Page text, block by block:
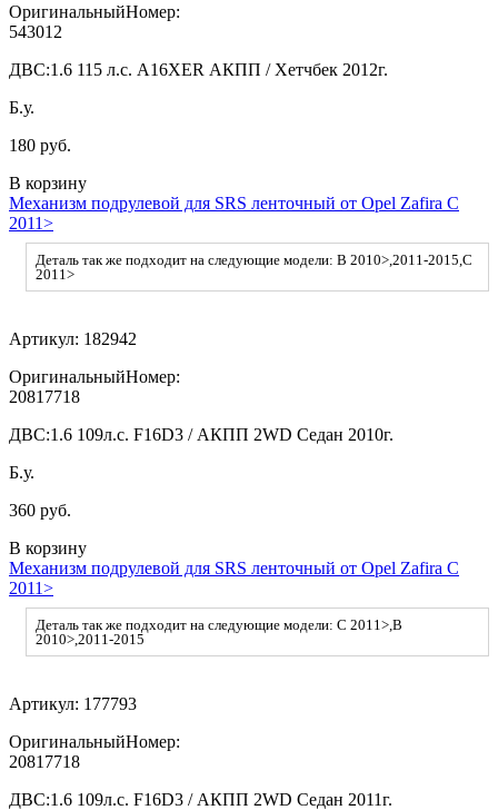
ОригинальныйНомер:
543012
ДВС:1.6 115 л.с. A16XER АКПП / Хетчбек 2012г.
Б.у.
180 руб.
В корзину
Механизм подрулевой для SRS ленточный от Opel Zafira C
2011>
Деталь так же подходит на следующие модели: B 2010>,2011-2015,C
2011>
Артикул: 182942
ОригинальныйНомер:
20817718
ДВС:1.6 109л.с. F16D3 / АКПП 2WD Седан 2010г.
Б.у.
360 руб.
В корзину
Механизм подрулевой для SRS ленточный от Opel Zafira C
2011>
Деталь так же подходит на следующие модели: C 2011>,B
2010>,2011-2015
Артикул: 177793
ОригинальныйНомер:
20817718
ДВС:1.6 109л.с. F16D3 / АКПП 2WD Седан 2011г.